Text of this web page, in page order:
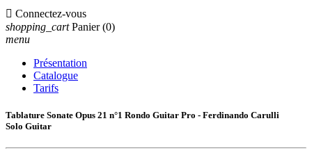
 Connectez-vous
shopping_cart Panier (0)
menu
Présentation
Catalogue
Tarifs
Tablature Sonate Opus 21 n°1 Rondo Guitar Pro - Ferdinando Carulli
Solo Guitar